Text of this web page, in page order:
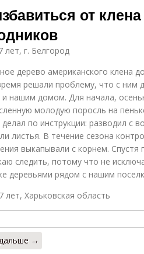
от
лет, г. Белгород
дерево американского клена
решали проблему, что с ним
нашим домом. Для начала,
молодую поросль на
делал по инструкции: разводил с
листья. В течение сезона
выкапывали с корнем.
следить, потому что не
деревьями рядом с нашим
лет, Харьковская область
→